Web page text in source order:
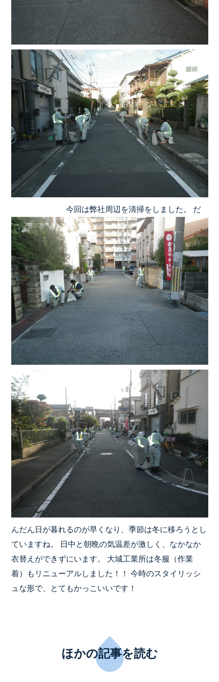
今回は弊社周辺を清掃をしました。 だ
んだん日が暮れるのが早くなり、季節は冬に移ろうとし
ていますね。 日中と朝晩の気温差が激しく、なかなか
衣替えができずにいます。 大城工業所は冬服（作業
着）もリニューアルしました！！ 今時のスタイリッシ
ュな形で、とてもかっこいいです！
ほかの記事を読む